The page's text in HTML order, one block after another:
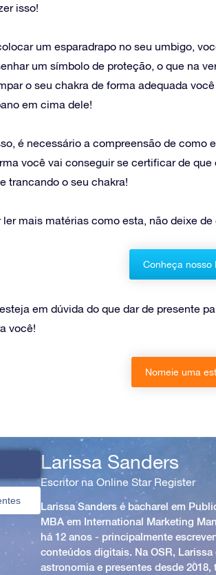
isso!
um esparadrapo no seu umbigo,
um símbolo de proteção, o que na
o seu chakra de forma adequada
em cima dele!
é necessário a compreensão de como
você vai conseguir se certificar de
trancando o seu chakra!
ler mais matérias como esta, não deixe
Conheça nosso
em dúvida do que dar de presente
você!
Nomeie uma
Larissa Sanders
Escritor na Online Star Register
Larissa Sanders é bacharel em
MBA em International Marketing
há 12 anos - principalmente
conteúdos digitais. Na OSR,
astronomia e presentes desde